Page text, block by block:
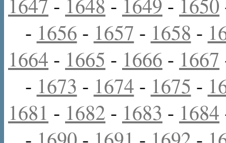
- 1656 - 1657 - 1658 -
1664 - 1665 - 1666 - 1667
- 1673 - 1674 - 1675 -
1681 - 1682 - 1683 - 1684